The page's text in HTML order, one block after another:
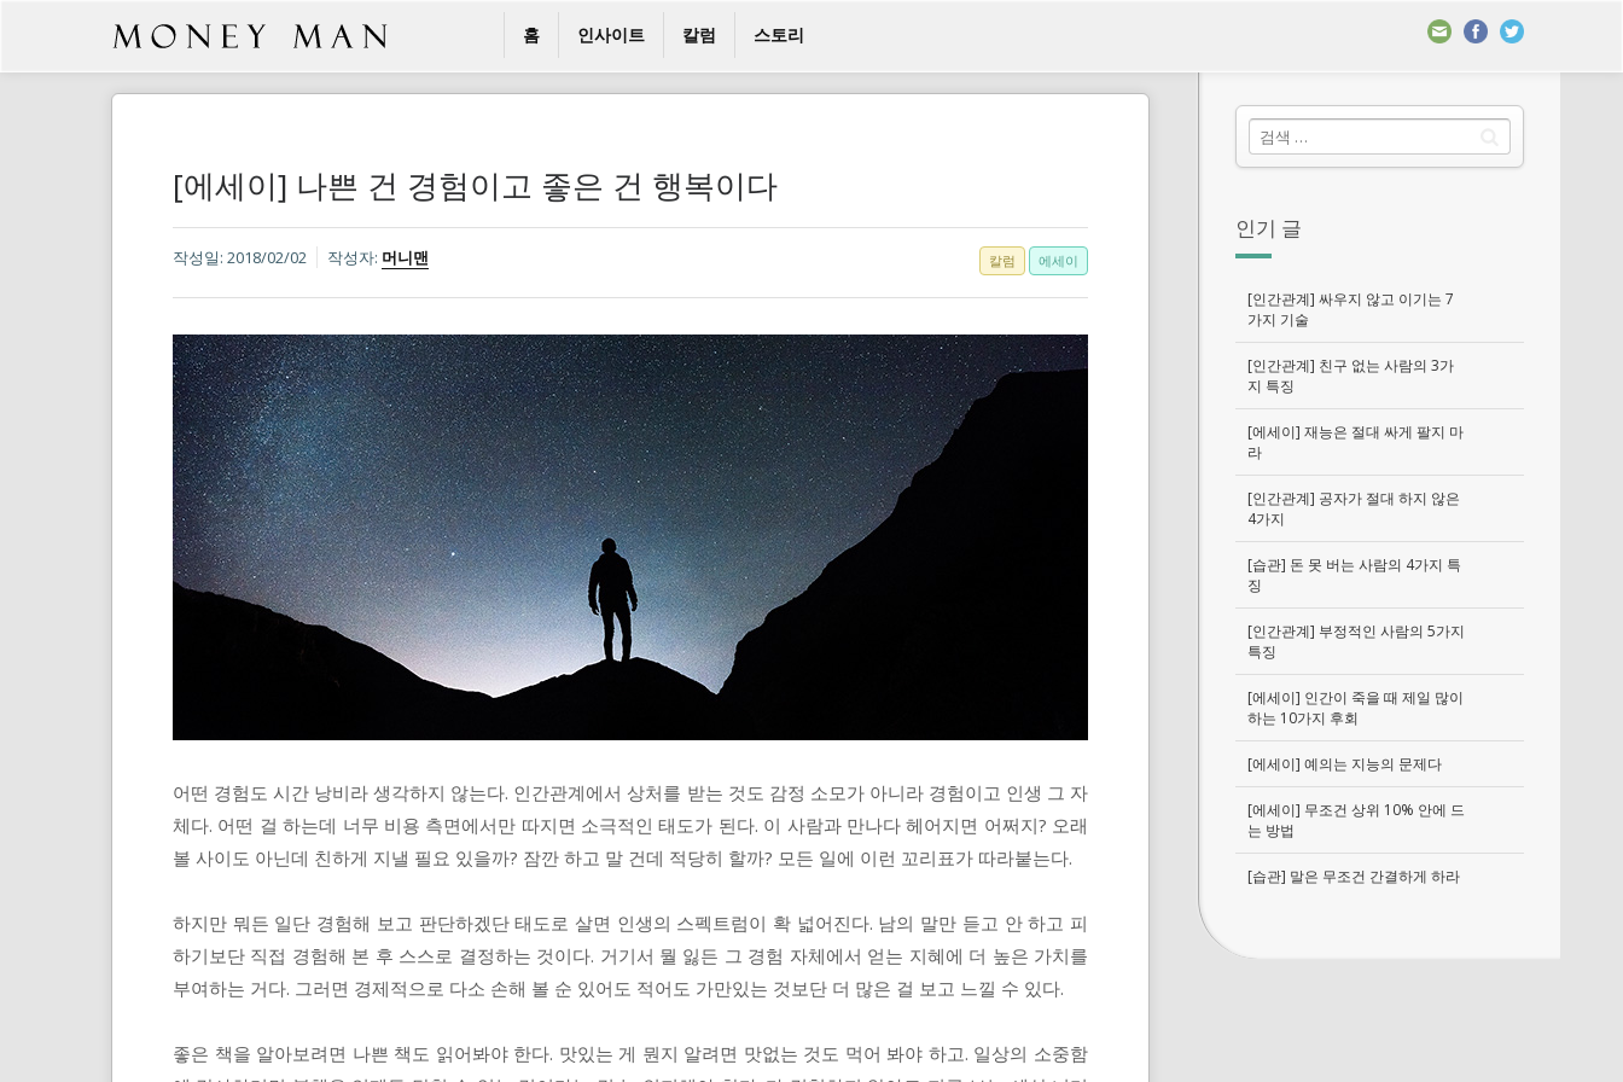
홈 인사이트 칼럼 스토리
인기 글
[인간관계] 싸우지 않고 이기는 7
가지 기술
[인간관계] 친구 없는 사람의 3가
지 특징
[에세이] 재능은 절대 싸게 팔지 마
라
[인간관계] 공자가 절대 하지 않은
4가지
[습관] 돈 못 버는 사람의 4가지 특
징
[인간관계] 부정적인 사람의 5가지
특징
[에세이] 인간이 죽을 때 제일 많이
하는 10가지 후회
[에세이] 예의는 지능의 문제다
[에세이] 무조건 상위 10% 안에 드
는 방법
[습관] 말은 무조건 간결하게 하라
[에세이] 나쁜 건 경험이고 좋은 건 행복이다
작성일: 2018/02/02 작성자: 머니맨 에세이
칼럼
어떤 경험도 시간 낭비라 생각하지 않는다. 인간관계에서 상처를 받는 것도 감정 소모가 아니라 경험이고 인생 그 자
체다. 어떤 걸 하는데 너무 비용 측면에서만 따지면 소극적인 태도가 된다. 이 사람과 만나다 헤어지면 어쩌지? 오래
볼 사이도 아닌데 친하게 지낼 필요 있을까? 잠깐 하고 말 건데 적당히 할까? 모든 일에 이런 꼬리표가 따라붙는다.
하지만 뭐든 일단 경험해 보고 판단하겠단 태도로 살면 인생의 스펙트럼이 확 넓어진다. 남의 말만 듣고 안 하고 피
하기보단 직접 경험해 본 후 스스로 결정하는 것이다. 거기서 뭘 잃든 그 경험 자체에서 얻는 지혜에 더 높은 가치를
부여하는 거다. 그러면 경제적으로 다소 손해 볼 순 있어도 적어도 가만있는 것보단 더 많은 걸 보고 느낄 수 있다.
좋은 책을 알아보려면 나쁜 책도 읽어봐야 한다. 맛있는 게 뭔지 알려면 맛없는 것도 먹어 봐야 하고. 일상의 소중함